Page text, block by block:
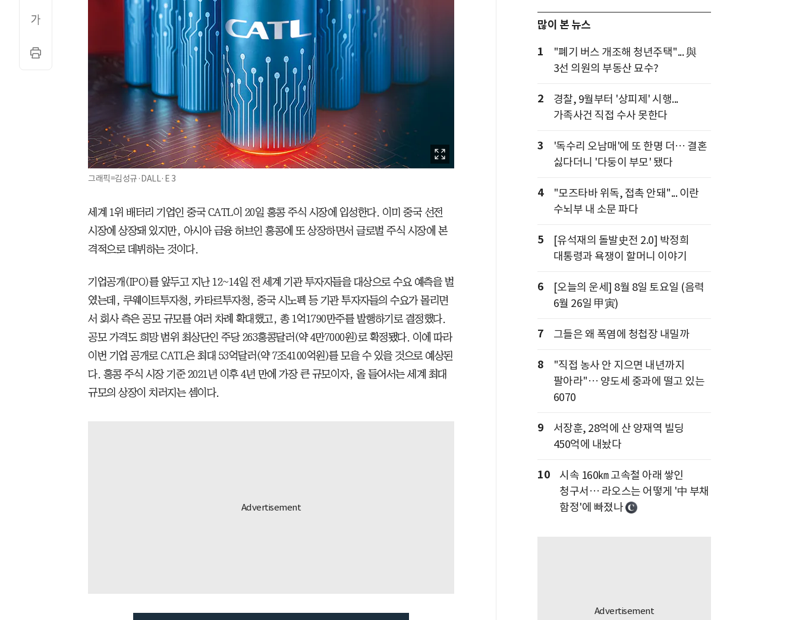
그래픽=김성규·DALL·E 3
세계 1위 배터리 기업인 중국 CATL이 20일 홍콩 주식 시장에 입성한다. 이미 중국 선전
시장에 상장돼 있지만, 아시아 금융 허브인 홍콩에 또 상장하면서 글로벌 주식 시장에 본
격적으로 데뷔하는 것이다.
기업공개(IPO)를 앞두고 지난 12~14일 전 세계 기관 투자자들을 대상으로 수요 예측을 벌
였는데, 쿠웨이트투자청, 카타르투자청, 중국 시노펙 등 기관 투자자들의 수요가 몰리면
서 회사 측은 공모 규모를 여러 차례 확대했고, 총 1억1790만주를 발행하기로 결정했다.
공모 가격도 희망 범위 최상단인 주당 263홍콩달러(약 4만7000원)로 확정됐다. 이에 따라
이번 기업 공개로 CATL은 최대 53억달러(약 7조4100억원)를 모을 수 있을 것으로 예상된
다. 홍콩 주식 시장 기준 2021년 이후 4년 만에 가장 큰 규모이자, 올 들어서는 세계 최대
규모의 상장이 치러지는 셈이다.
많이 본 뉴스
1
"폐기 버스 개조해 청년주택"... 與
3선 의원의 부동산 묘수?
2
경찰, 9월부터 '상피제' 시행...
가족사건 직접 수사 못한다
3
'독수리 오남매'에 또 한명 더… 결혼
싫다더니 '다둥이 부모' 됐다
4
"모즈타바 위독, 접촉 안돼"... 이란
수뇌부 내 소문 파다
5
[유석재의 돌발史전 2.0] 박정희
대통령과 욕쟁이 할머니 이야기
6
[오늘의 운세] 8월 8일 토요일 (음력
6월 26일 甲寅)
7 그들은 왜 폭염에 청첩장 내밀까
8
"직접 농사 안 지으면 내년까지
팔아라"… 양도세 중과에 떨고 있는
6070
9
서장훈, 28억에 산 양재역 빌딩
450억에 내놨다
10
시속 160㎞ 고속철 아래 쌓인
청구서… 라오스는 어떻게 '中 부채
함정'에 빠졌나